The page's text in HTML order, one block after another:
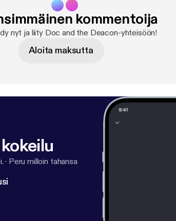
kommentoija
nyt ja liity Doc and the Deacon-yhteisöön!
Aloita maksutta
· Peru milloin tahansa